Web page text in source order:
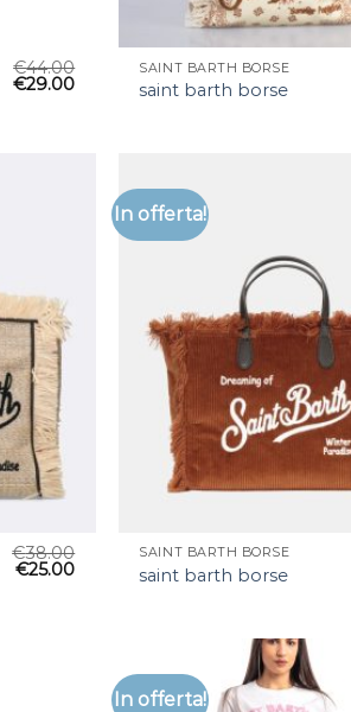
€44.00
€29.00
SAINT BARTH BORSE
saint barth borse
€38.00
€25.00
In offerta!
SAINT BARTH BORSE
saint barth borse
In offerta!